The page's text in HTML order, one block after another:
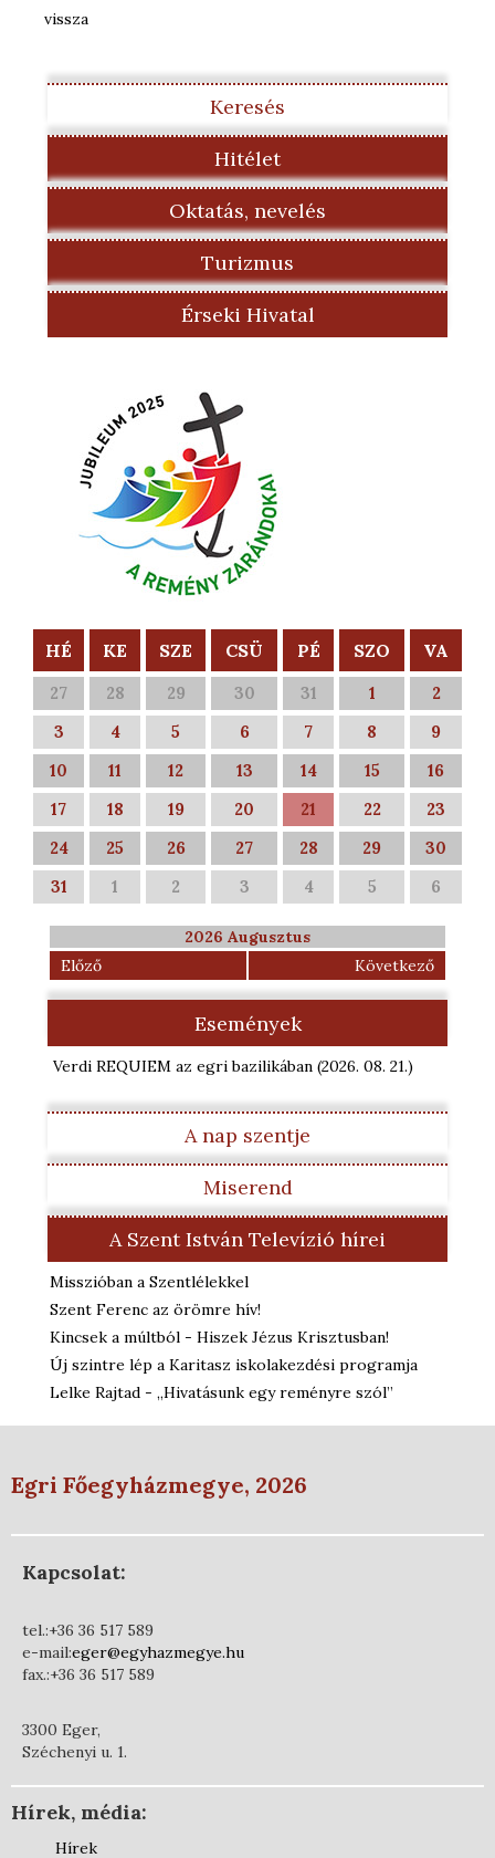
vissza
Keresés
Hitélet
Oktatás, nevelés
Turizmus
Érseki Hivatal
HÉ KE SZE CSÜ PÉ SZO VA
27 28 29 30 31 1
2
3
4 5 6 7 8
9
10
11 12 13 14 15
16
17
18 19 20 21 22
23
24
25 26 27 28 29
30
31
1 2 3 4 5 6
2026 Augusztus
Előző
Következő
Események
Verdi REQUIEM az egri bazilikában (2026. 08. 21.)
A nap szentje
Miserend
A Szent István Televízió hírei
Misszióban a Szentlélekkel
Szent Ferenc az örömre hív!
Kincsek a múltból - Hiszek Jézus Krisztusban!
Új szintre lép a Karitasz iskolakezdési programja
Lelke Rajtad - „Hivatásunk egy reményre szól”
Egri Főegyházmegye, 2026
Kapcsolat:
tel.:+36 36 517 589
e-mail:eger@egyhazmegye.hu
fax.:+36 36 517 589
3300 Eger,
Széchenyi u. 1.
Hírek, média:
Hírek